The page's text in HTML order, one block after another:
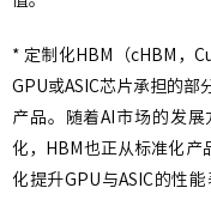
* 定制化HBM（cHBM，
GPU或ASIC芯片承担的部
产品。随着AI市场的发
化，HBM也正从标准化产
化提升GPU与ASIC的性